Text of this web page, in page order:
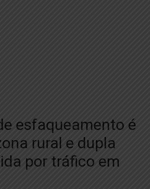
esfaqueamento é
rural e dupla
por tráfico em